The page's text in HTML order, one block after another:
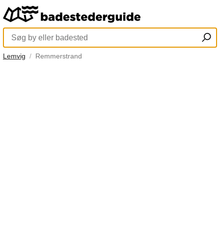
Lemvig Remmerstrand